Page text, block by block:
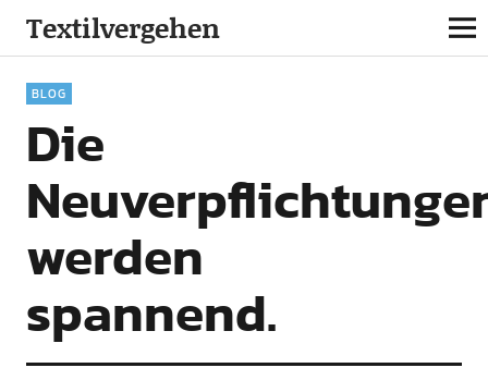
Textilvergehen
BLOG
Die
werden
spannend.